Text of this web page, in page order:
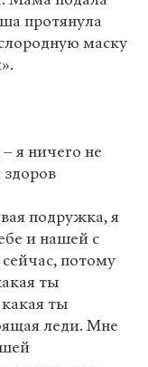
протянула
маску
я ничего не
подружка, я
и нашей с
потому
ты
ты
леди. Мне